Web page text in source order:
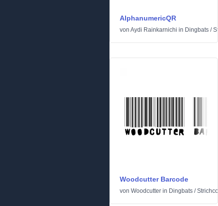
AlphanumericQR
von Aydi Rainkarnichi in Dingbats /
Woodcutter Barcode
von Woodcutter in Dingbats /